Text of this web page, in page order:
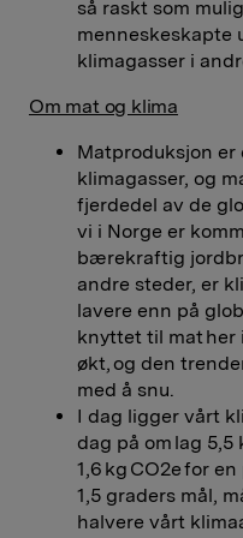
så raskt som
menneskeskapte
klimagasser i
Om mat og klima
Matproduksjon
klimagasser, og
fjerdedel av de
vi i Norge er
bærekraftig
andre steder, er
lavere enn på
knyttet til mat her
økt, og den
med å snu.
I dag ligger vårt
dag på om lag 5,5
1,6 kg CO2e for
1,5 graders mål,
halvere vårt